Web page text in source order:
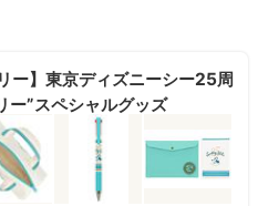
ー】東京ディズニーシー25周
ー”スペシャルグッズ